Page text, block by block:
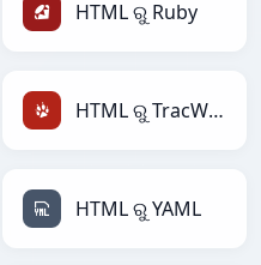
HTML ରୁ Ruby
HTML ରୁ TracWiki
HTML ରୁ YAML